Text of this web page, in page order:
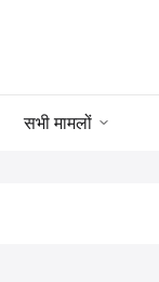
सभी मामलों